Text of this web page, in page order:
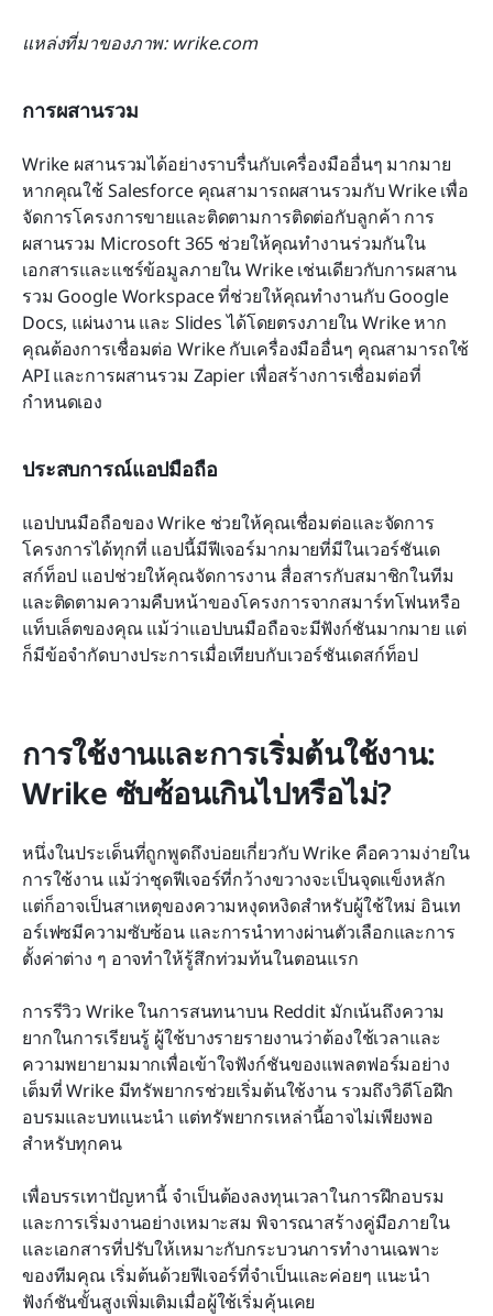
แหล่งที่มาของภาพ: wrike.com
การผสานรวม
Wrike ผสานรวมได้อย่างราบรื่นกับเครื่องมืออื่นๆ มากมาย
หากคุณใช้ Salesforce คุณสามารถผสานรวมกับ Wrike เพื่อ
จัดการโครงการขายและติดตามการติดต่อกับลูกค้า การ
ผสานรวม Microsoft 365 ช่วยให้คุณทำงานร่วมกันใน
เอกสารและแชร์ข้อมูลภายใน Wrike เช่นเดียวกับการผสาน
รวม Google Workspace ที่ช่วยให้คุณทำงานกับ Google
Docs, แผ่นงาน และ Slides ได้โดยตรงภายใน Wrike หาก
คุณต้องการเชื่อมต่อ Wrike กับเครื่องมืออื่นๆ คุณสามารถใช้
API และการผสานรวม Zapier เพื่อสร้างการเชื่อมต่อที่
กำหนดเอง
ประสบการณ์แอปมือถือ
แอปบนมือถือของ Wrike ช่วยให้คุณเชื่อมต่อและจัดการ
โครงการได้ทุกที่ แอปนี้มีฟีเจอร์มากมายที่มีในเวอร์ชันเด
สก์ท็อป แอปช่วยให้คุณจัดการงาน สื่อสารกับสมาชิกในทีม
และติดตามความคืบหน้าของโครงการจากสมาร์ทโฟนหรือ
แท็บเล็ตของคุณ แม้ว่าแอปบนมือถือจะมีฟังก์ชันมากมาย แต่
ก็มีข้อจำกัดบางประการเมื่อเทียบกับเวอร์ชันเดสก์ท็อป
การใช้งานและการเริ่มต้นใช้งาน:
Wrike ซับซ้อนเกินไปหรือไม่?
หนึ่งในประเด็นที่ถูกพูดถึงบ่อยเกี่ยวกับ Wrike คือความง่ายใน
การใช้งาน แม้ว่าชุดฟีเจอร์ที่กว้างขวางจะเป็นจุดแข็งหลัก
แต่ก็อาจเป็นสาเหตุของความหงุดหงิดสำหรับผู้ใช้ใหม่ อินเท
อร์เฟซมีความซับซ้อน และการนำทางผ่านตัวเลือกและการ
ตั้งค่าต่าง ๆ อาจทำให้รู้สึกท่วมท้นในตอนแรก
การรีวิว Wrike ในการสนทนาบน Reddit มักเน้นถึงความ
ยากในการเรียนรู้ ผู้ใช้บางรายรายงานว่าต้องใช้เวลาและ
ความพยายามมากเพื่อเข้าใจฟังก์ชันของแพลตฟอร์มอย่าง
เต็มที่ Wrike มีทรัพยากรช่วยเริ่มต้นใช้งาน รวมถึงวิดีโอฝึก
อบรมและบทแนะนำ แต่ทรัพยากรเหล่านี้อาจไม่เพียงพอ
สำหรับทุกคน
เพื่อบรรเทาปัญหานี้ จำเป็นต้องลงทุนเวลาในการฝึกอบรม
และการเริ่มงานอย่างเหมาะสม พิจารณาสร้างคู่มือภายใน
และเอกสารที่ปรับให้เหมาะกับกระบวนการทำงานเฉพาะ
ของทีมคุณ เริ่มต้นด้วยฟีเจอร์ที่จำเป็นและค่อยๆ แนะนำ
ฟังก์ชันขั้นสูงเพิ่มเติมเมื่อผู้ใช้เริ่มคุ้นเคย